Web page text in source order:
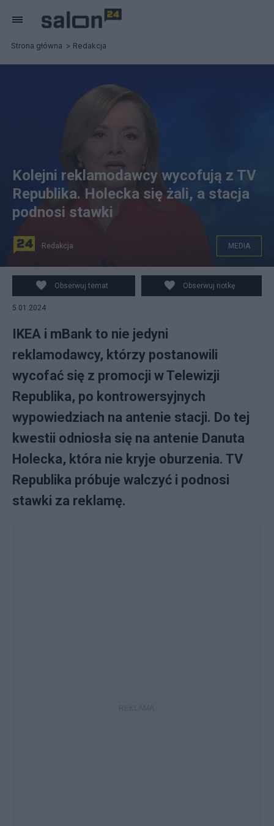
Strona główna Redakcja
Dziennikarka Danuta Holecka. Fot. YouTube/Telewizja
Republika
Kolejni reklamodawcy wycofują z TV
Republika. Holecka się żali, a stacja
podnosi stawki
Redakcja MEDIA
Obserwuj temat Obserwuj notkę
5.01.2024
IKEA i mBank to nie jedyni
reklamodawcy, którzy postanowili
wycofać się z promocji w Telewizji
Republika, po kontrowersyjnych
wypowiedziach na antenie stacji. Do tej
kwestii odniosła się na antenie Danuta
Holecka, która nie kryje oburzenia. TV
Republika próbuje walczyć i podnosi
stawki za reklamę.